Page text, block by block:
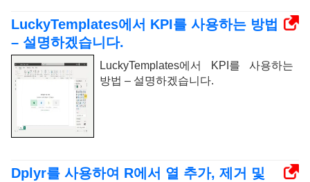
LuckyTemplates에서 KPI를 사용하는 방법
– 설명하겠습니다.
LuckyTemplates에서 KPI를 사용하는
방법 – 설명하겠습니다.
Dplyr를 사용하여 R에서 열 추가, 제거 및